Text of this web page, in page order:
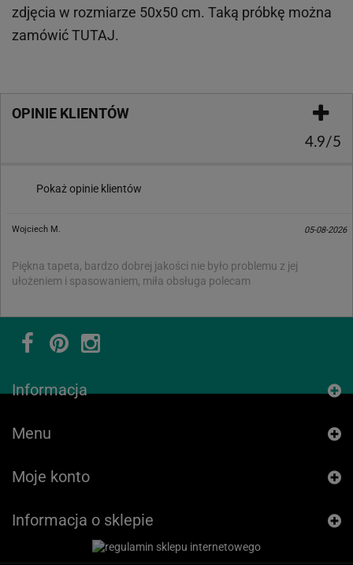
zdjęcia w rozmiarze 50x50 cm. Taką próbkę można
zamówićTUTAJ.
OPINIE KLIENTÓW
4.9/5
Pokaż opinie klientów
Wojciech M. 05-08-2026
Piękna tapeta, bardzo dobrej jakości nie było problemu z jej
ułożeniem i spasowaniem, miła obsługa polecam
Informacja
Menu
Moje konto
Informacja o sklepie